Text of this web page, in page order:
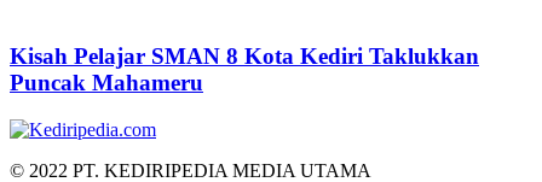
Kisah Pelajar SMAN 8 Kota Kediri Taklukkan
Puncak Mahameru
© 2022 PT. KEDIRIPEDIA MEDIA UTAMA